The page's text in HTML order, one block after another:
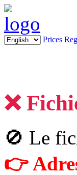
Prices
❌
🚫 Le
👉